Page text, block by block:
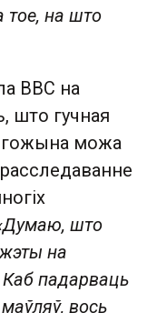
тое, на што
ВВС на
што гучная
можа
што
на
падарваць
вось